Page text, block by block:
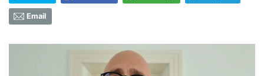
Email